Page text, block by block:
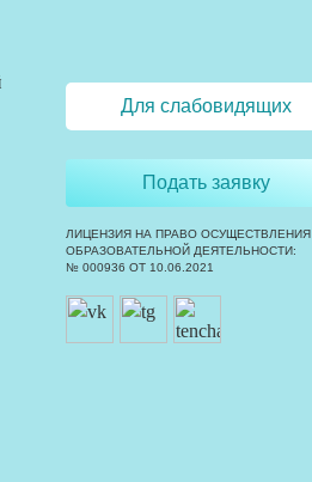
Для слабовидящих
Подать заявку
ЛИЦЕНЗИЯ НА ПРАВО ОСУЩЕСТВЛЕНИЯ
ОБРАЗОВАТЕЛЬНОЙ ДЕЯТЕЛЬНОСТИ:
№ 000936 ОТ 10.06.2021